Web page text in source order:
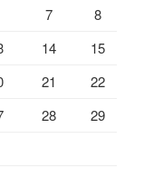
7
8
14
15
21
22
28
29